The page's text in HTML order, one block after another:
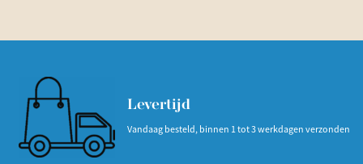
Levertijd
Vandaag besteld, binnen 1 tot 3 werkdagen verzonden